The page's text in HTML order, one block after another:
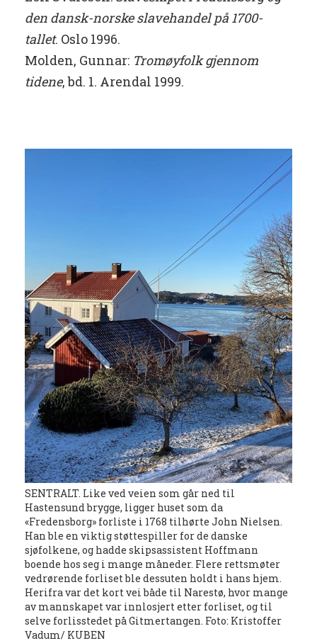
den dansk-norske slavehandel på 1700-
tallet. Oslo 1996.
Molden, Gunnar: Tromøyfolkgjennom
tidene, bd. 1. Arendal 1999.
SENTRALT. Like ved veien som går ned til
Hastensund brygge, ligger huset som da
«Fredensborg» forliste i 1768 tilhørte John Nielsen.
Han ble en viktig støttespiller for de danske
sjøfolkene, og hadde skipsassistent Hoffmann
boende hos seg i mange måneder. Flere rettsmøter
vedrørende forliset ble dessuten holdt i hans hjem.
Herifra var det kort vei både til Narestø, hvor mange
av mannskapet var innlosjert etter forliset, og til
selve forlisstedet på Gitmertangen. Foto: Kristoffer
Vadum/ KUBEN